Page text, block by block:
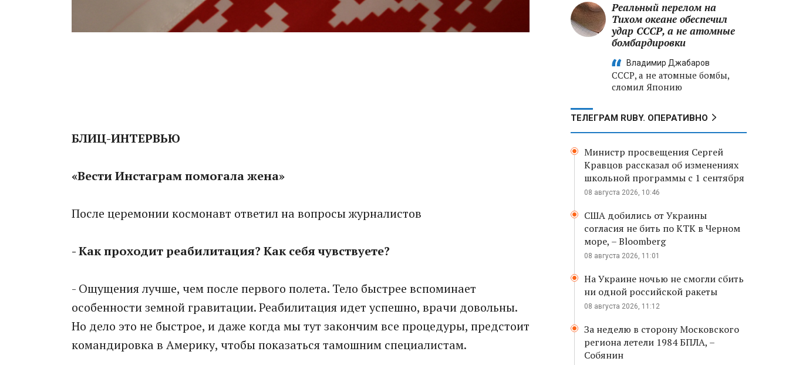
БЛИЦ-ИНТЕРВЬЮ
«Вести Инстаграм помогала жена»
После церемонии космонавт ответил на вопросы журналистов
- Как проходит реабилитация? Как себя чувствуете?
- Ощущения лучше, чем после первого полета. Тело быстрее вспоминает
особенности земной гравитации. Реабилитация идет успешно, врачи довольны.
Но дело это не быстрое, и даже когда мы тут закончим все процедуры, предстоит
командировка в Америку, чтобы показаться тамошним специалистам.
Реальный перелом на
Тихом океане обеспечил
удар СССР, а не атомные
бомбардировки
Владимир Джабаров
СССР, а не атомные бомбы,
сломил Японию
ТЕЛЕГРАМ RUBY. ОПЕРАТИВНО
Министр просвещения Сергей
Кравцов рассказал об изменениях
школьной программы с 1 сентября
08 августа 2026, 10:46
США добились от Украины
согласия не бить по КТК в Черном
море, – Bloomberg
08 августа 2026, 11:01
На Украине ночью не смогли сбить
ни одной российской ракеты
08 августа 2026, 11:12
За неделю в сторону Московского
региона летели 1984 БПЛА, –
Собянин